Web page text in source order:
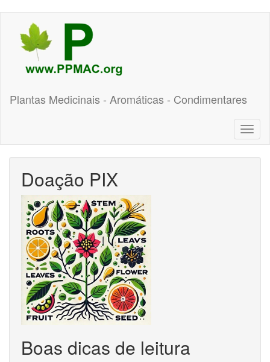
conteúdo
principal
Plantas Medicinais - Aromáticas - Condimentares
Doação PIX
Boas dicas de leitura